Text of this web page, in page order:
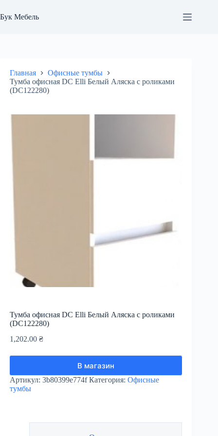
к
сути
Бук Мебель
Главная
Офисные тумбы
Тумба офисная DC Elli Белый Аляска с роликами
(DC122280)
Тумба офисная DC Elli Белый Аляска с роликами
(DC122280)
1,202.00 ₴
В магазин
Артикул: 3b80399e774f Категория: Офисные
тумбы